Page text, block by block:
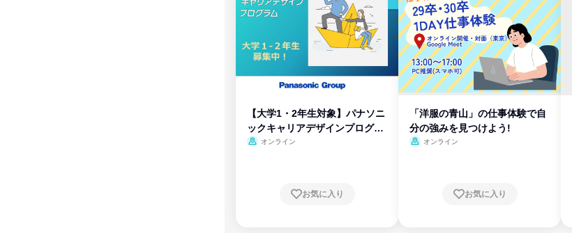
【大学1・2年生対象】パナソニ
ックキャリアデザインプログラ
ム
オンライン
お気に入り
「洋服の青山」の仕事体験で自
分の強みを見つけよう!
オンライン
お気に入り